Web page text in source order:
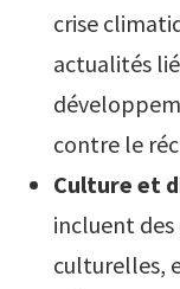
crise
actualités
contre le
Culture et
incluent
culturelles,